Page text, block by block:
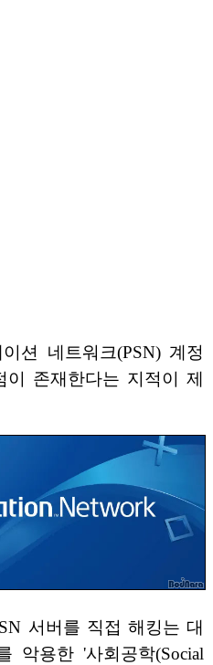
션 네트워크(PSN) 계정
이 존재한다는 지적이 제
서버를 직접 해킹는 대
악용한 '사회공학(Social